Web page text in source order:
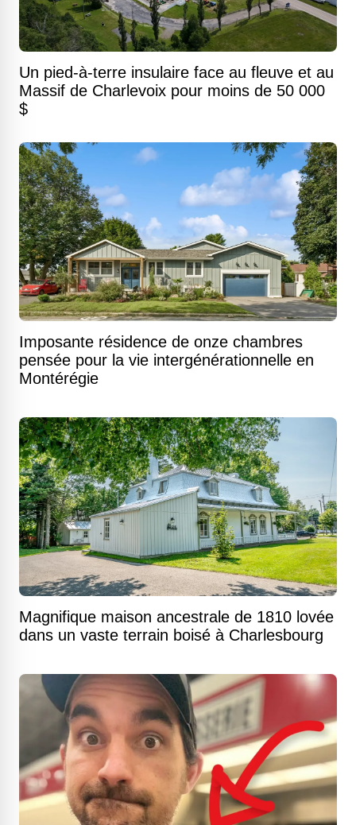
Un pied-à-terre insulaire face au fleuve et au
Massif de Charlevoix pour moins de 50 000
$
Imposante résidence de onze chambres
pensée pour la vie intergénérationnelle en
Montérégie
Magnifique maison ancestrale de 1810 lovée
dans un vaste terrain boisé à Charlesbourg